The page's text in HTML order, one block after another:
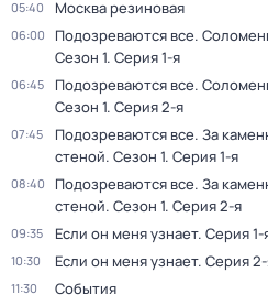
05:40 Москва резиновая
06:00 Подозреваются все.
Сезон 1. Серия 1-я
06:45 Подозреваются все.
Сезон 1. Серия 2-я
07:45
Подозреваются все. За
стеной. Сезон 1. Серия 1-я
08:40
Подозреваются все. За
стеной. Сезон 1. Серия 2-я
09:35 Если он меня узнает. Серия 1-
10:30 Если он меня узнает. Серия
11:30 События